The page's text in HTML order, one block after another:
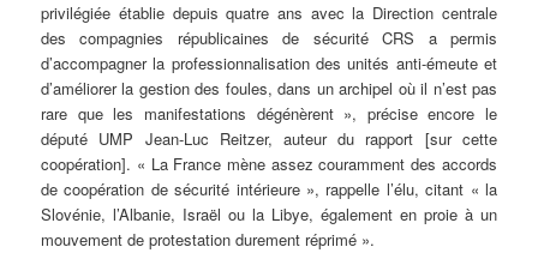
privilégiée établie depuis quatre ans avec la Direction centrale
des compagnies républicaines de sécurité CRS a permis
d’accompagner la professionnalisation des unités anti-émeute et
d’améliorer la gestion des foules, dans un archipel où il n’est pas
rare que les manifestations dégénèrent », précise encore le
député UMP Jean-Luc Reitzer, auteur du rapport [sur cette
coopération]. « La France mène assez couramment des accords
de coopération de sécurité intérieure », rappelle l’élu, citant « la
Slovénie, l’Albanie, Israël ou la Libye, également en proie à un
mouvement de protestation durement réprimé ».